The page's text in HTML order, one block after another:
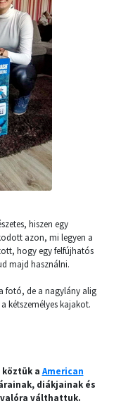
hiszen egy
azon, mi legyen a
hogy egy felfújhatós
majd használni.
fotó, de a nagylány alig
kétszemélyes kajakot.
a American
diákjainak és
válthattuk.